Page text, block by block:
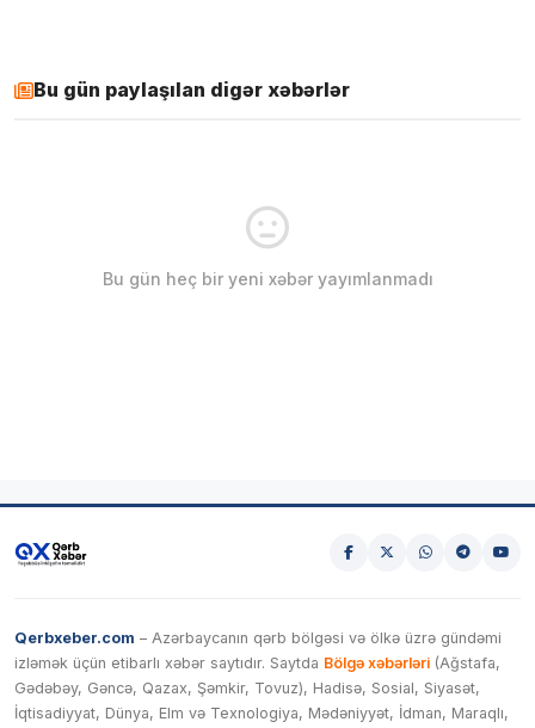
Bu gün paylaşılan digər xəbərlər
Bu gün heç bir yeni xəbər yayımlanmadı
Qerbxeber.com – Azərbaycanın qərb bölgəsi və ölkə üzrə gündəmi
izləmək üçün etibarlı xəbər saytıdır. Saytda Bölgə xəbərləri (Ağstafa,
Gədəbəy, Gəncə, Qazax, Şəmkir, Tovuz), Hadisə, Sosial, Siyasət,
İqtisadiyyat, Dünya, Elm və Texnologiya, Mədəniyyət, İdman, Maraqlı,